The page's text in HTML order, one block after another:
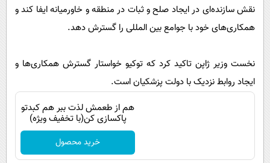
محیط زیست
سلامت
حیات وحش
نقش سازنده‌ای در ایجاد صلح و ثبات در منطقه و خاورمیانه ایفا کند و
همکاری‌های خود با جوامع بین المللی را گسترش دهد.
نخست وزیر ژاپن تاکید کرد که توکیو خواستار گسترش همکاری‌ها و
ایجاد روابط نزدیک با دولت پزشکیان است.
هم از طعمش لذت ببر هم کبدتو
پاکسازی کن(با تخفیف ویژه)
خرید محصول